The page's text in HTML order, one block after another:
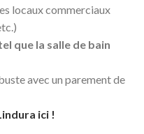
locaux commerciaux
que la salle de bain
avec un parement de
ici !